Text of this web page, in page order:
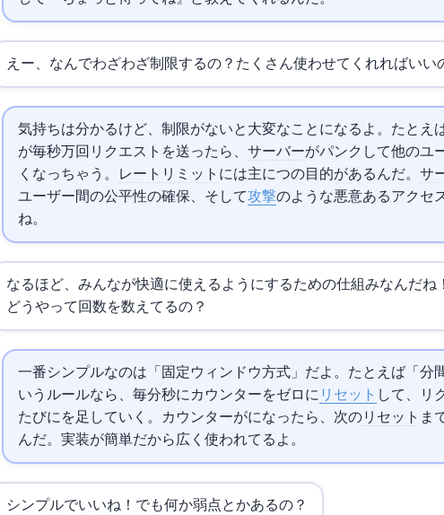
えー、なんでわざわざ制限するの？たくさん使わせてくれればいい
気持ちは分かるけど、制限がないと大変なことになるよ。たとえ
が毎秒1万回リクエストを送ったら、 サーバーがパンクして他のユ
くなっちゃう。
レートリミット には主に3つの目的があるんだ。 サ
ユーザー間の公平性の確保、そしてDDoS攻撃のような悪意あるアクセ
ね。
なるほど、みんなが快適に使えるようにするための仕組みなんだね
どうやって回数を数えてるの？
一番シンプルなのは「固定ウィンドウ方式」だよ。たとえば「1分間
いうルールなら、毎分00秒にカウンターをゼロに リセット して、リ
たびに1を足していく。カウンターが100になったら、次のリセット ま
んだ。実装が簡単だから広く使われてるよ。
シンプルでいいね！でも何か弱点とかあるの？